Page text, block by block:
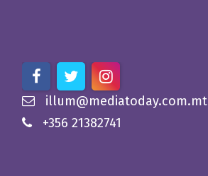
illum@mediatoday.com.mt
+356 21382741